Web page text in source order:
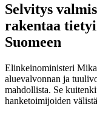
Selvitys
rakentaa
Suomeen
Elinkeinoministeri
aluevalvonnan ja
mahdollista. Se
hanketoimijoiden